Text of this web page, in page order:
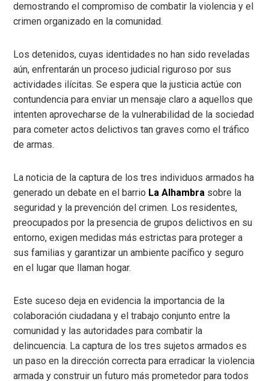
demostrando el compromiso de combatir la violencia y el
crimen organizado en la comunidad.
Los detenidos, cuyas identidades no han sido reveladas
aún, enfrentarán un proceso judicial riguroso por sus
actividades ilícitas. Se espera que la justicia actúe con
contundencia para enviar un mensaje claro a aquellos que
intenten aprovecharse de la vulnerabilidad de la sociedad
para cometer actos delictivos tan graves como el tráfico
de armas.
La noticia de la captura de los tres individuos armados ha
generado un debate en el barrio La Alhambra sobre la
seguridad y la prevención del crimen. Los residentes,
preocupados por la presencia de grupos delictivos en su
entorno, exigen medidas más estrictas para proteger a
sus familias y garantizar un ambiente pacífico y seguro
en el lugar que llaman hogar.
Este suceso deja en evidencia la importancia de la
colaboración ciudadana y el trabajo conjunto entre la
comunidad y las autoridades para combatir la
delincuencia. La captura de los tres sujetos armados es
un paso en la dirección correcta para erradicar la violencia
armada y construir un futuro más prometedor para todos